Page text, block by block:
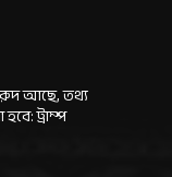
আছে, তথ্য
ট্রাম্প